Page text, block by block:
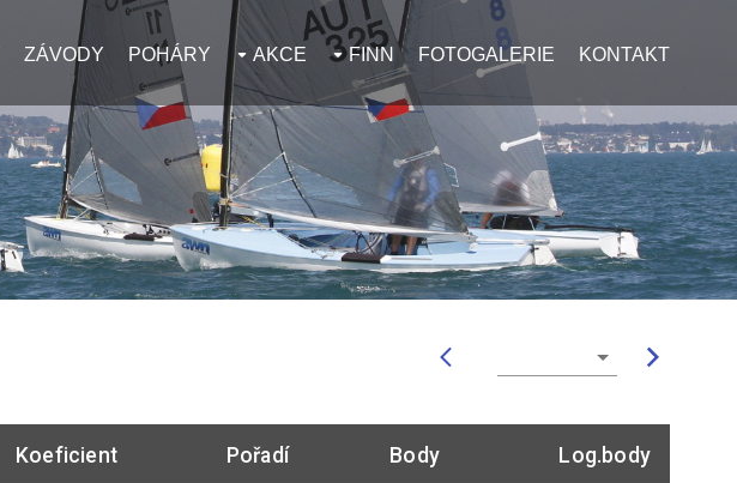
ZÁVODY POHÁRY AKCE FINN FOTOGALERIE KONTAKT
Koeficient Pořadí Body Log.body